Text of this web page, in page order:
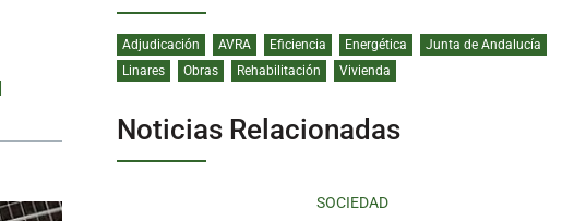
Adjudicación AVRA Eficiencia Energética
Junta de Andalucía
Linares
Obras Rehabilitación Vivienda
Noticias Relacionadas
SOCIEDAD